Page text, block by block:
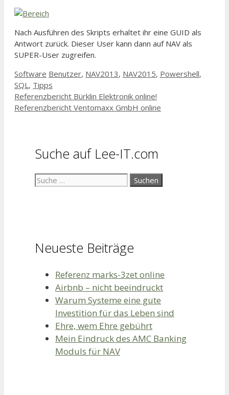
Nach Ausführen des Skripts erhaltet ihr eine GUID als
Antwort zurück. Dieser User kann dann auf NAV als
SUPER-User zugreifen.
Kategorien
Software Schlagwörter
Benutzer, NAV2013, NAV2015, Powershell,
SQL , Tipps
Referenzbericht Bürklin Elektronik online!
Referenzbericht Ventomaxx GmbH online
Suche auf Lee-IT.com
Suche
Neueste Beiträge
Referenz marks-3zet online
Airbnb – nicht beeindruckt
Warum Systeme eine gute
Investition für das Leben sind
Ehre, wem Ehre gebührt
Mein Eindruck des AMC Banking
Moduls für NAV